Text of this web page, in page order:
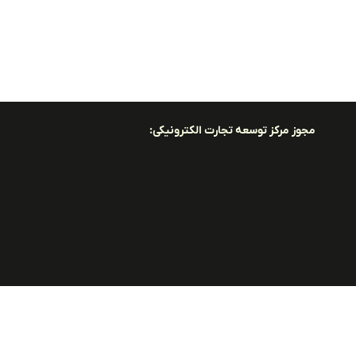
مجوز مرکز توسعه تجارت الکترونیکی: